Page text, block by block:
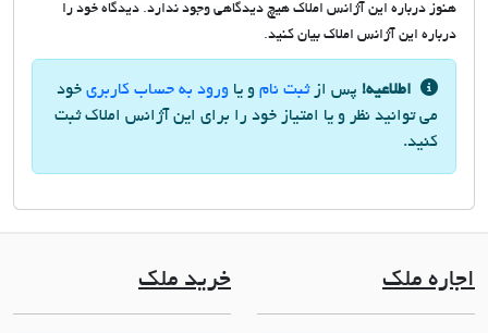
هنوز درباره این آژانس املاک هیچ دیدگاهی وجود ندارد. دیدگاه خود را
درباره این آژانس املاک بیان کنید.
اطلاعیه! پس ازثبت نام و یا ورود به حساب کاربری خود
می توانید نظر و یا امتیاز خود را برای این آژانس املاک ثبت
کنید.
اجاره ملک خرید ملک